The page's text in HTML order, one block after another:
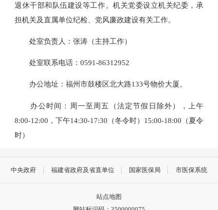
退休干部和队伍建设等工作。机关党委设立机关纪委，承
担机关及直属单位纪检、党风廉政建设有关工作。
处室负责人：张涛 （主持工作）
处室联系电话：0591-86312952
办公地址：福州市鼓楼区北大路133号物价大厦。
办公时间：周一至周五（法定节假日除外），上午
8:00-12:00，下午14:30-17:30（冬令时）15:00-18:00（夏令
时）
中央政府 福建省政府及省直单位 国家医保局 市医保系统
站点地图